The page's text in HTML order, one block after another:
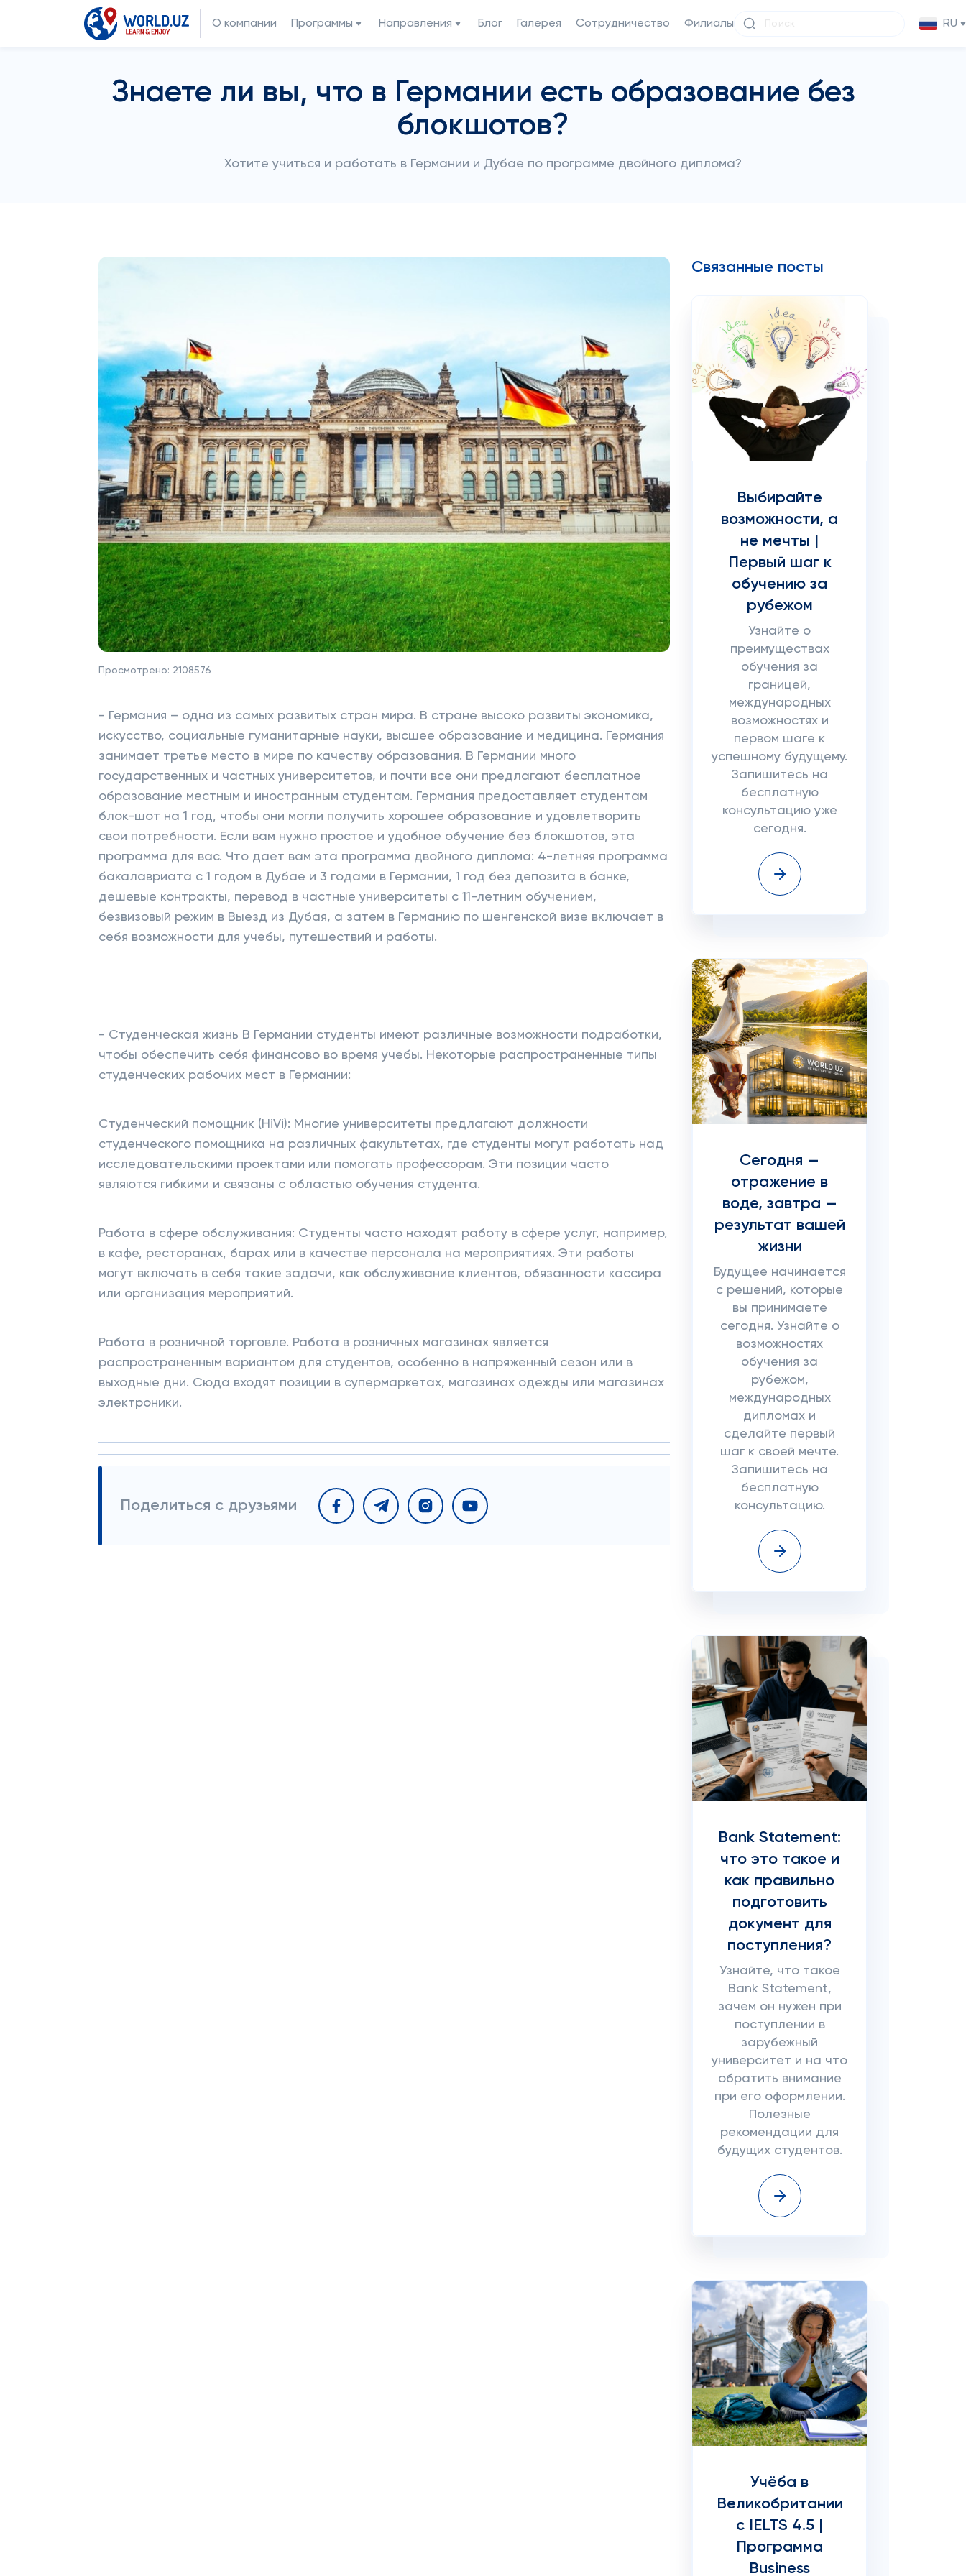
О компании Программы Направления Блог Галерея Сотрудничество Филиалы RU
Знаете ли вы, что в Германии есть образование без
блокшотов?
Хотите учиться и работать в Германии и Дубае по программе двойного диплома?
Просмотрено: 2108576
- Германия – одна из самых развитых стран мира. В стране высоко развиты экономика,
искусство, социальные гуманитарные науки, высшее образование и медицина. Германия
занимает третье место в мире по качеству образования. В Германии много
государственных и частных университетов, и почти все они предлагают бесплатное
образование местным и иностранным студентам. Германия предоставляет студентам
блок-шот на 1 год, чтобы они могли получить хорошее образование и удовлетворить
свои потребности. Если вам нужно простое и удобное обучение без блокшотов, эта
программа для вас. Что дает вам эта программа двойного диплома: 4-летняя программа
бакалавриата с 1 годом в Дубае и 3 годами в Германии, 1 год без депозита в банке,
дешевые контракты, перевод в частные университеты с 11-летним обучением,
безвизовый режим в Выезд из Дубая, а затем в Германию по шенгенской визе включает в
себя возможности для учебы, путешествий и работы.
- Студенческая жизнь В Германии студенты имеют различные возможности подработки,
чтобы обеспечить себя финансово во время учебы. Некоторые распространенные типы
студенческих рабочих мест в Германии:
Студенческий помощник (HiVi): Многие университеты предлагают должности
студенческого помощника на различных факультетах, где студенты могут работать над
исследовательскими проектами или помогать профессорам. Эти позиции часто
являются гибкими и связаны с областью обучения студента.
Работа в сфере обслуживания: Студенты часто находят работу в сфере услуг, например,
в кафе, ресторанах, барах или в качестве персонала на мероприятиях. Эти работы
могут включать в себя такие задачи, как обслуживание клиентов, обязанности кассира
или организация мероприятий.
Работа в розничной торговле. Работа в розничных магазинах является
распространенным вариантом для студентов, особенно в напряженный сезон или в
выходные дни. Сюда входят позиции в супермаркетах, магазинах одежды или магазинах
электроники.
Поделиться с друзьями
Связанные посты
Выбирайте
возможности, а
не мечты |
Первый шаг к
обучению за
рубежом
Узнайте о
преимуществах
обучения за
границей,
международных
возможностях и
первом шаге к
успешному будущему.
Запишитесь на
бесплатную
консультацию уже
сегодня.
Сегодня —
отражение в
воде, завтра —
результат вашей
жизни
Будущее начинается
с решений, которые
вы принимаете
сегодня. Узнайте о
возможностях
обучения за
рубежом,
международных
дипломах и
сделайте первый
шаг к своей мечте.
Запишитесь на
бесплатную
консультацию.
Bank Statement:
что это такое и
как правильно
подготовить
документ для
поступления?
Узнайте, что такое
Bank Statement,
зачем он нужен при
поступлении в
зарубежный
университет и на что
обратить внимание
при его оформлении.
Полезные
рекомендации для
будущих студентов.
Учёба в
Великобритании
с IELTS 4.5 |
Программа
Business